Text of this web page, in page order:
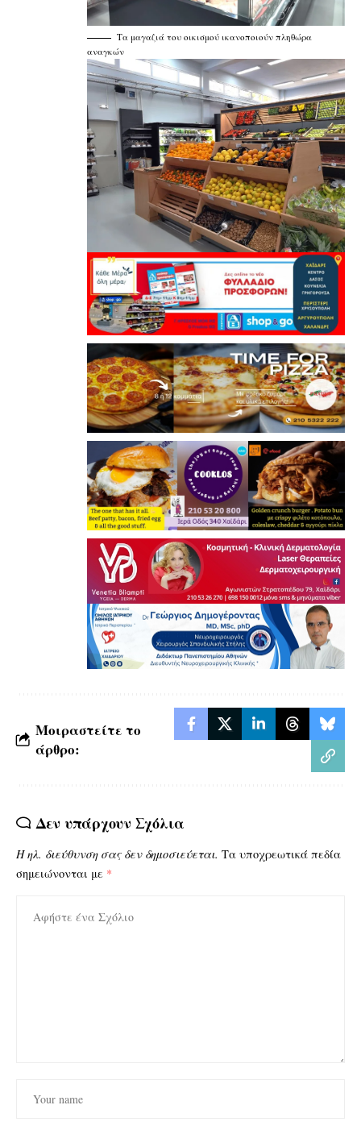
Τα μαγαζιά του οικισμού ικανοποιούν πληθώρα
αναγκών
Μοιραστείτε το
άρθρο:
Δεν υπάρχουν Σχόλια
Η ηλ. διεύθυνση σας δεν δημοσιεύεται. Τα υποχρεωτικά πεδία
σημειώνονται με *